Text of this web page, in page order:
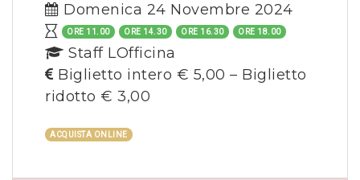
Domenica 24 Novembre 2024
ORE 11.00 ORE 14.30 ORE 16.30 ORE 18.00
Staff LOfficina
Biglietto intero € 5,00 – Biglietto
ridotto € 3,00
ACQUISTA ONLINE